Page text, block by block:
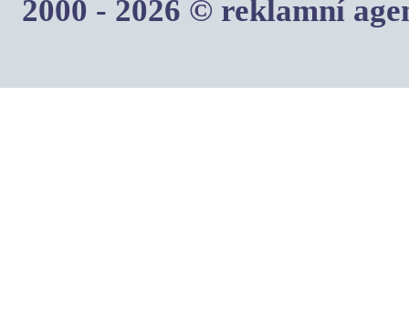
2000 - 2026 © reklamní